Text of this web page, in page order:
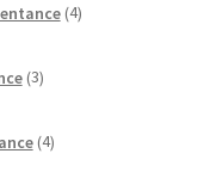
4izdelki
3izdelki
4izdelki